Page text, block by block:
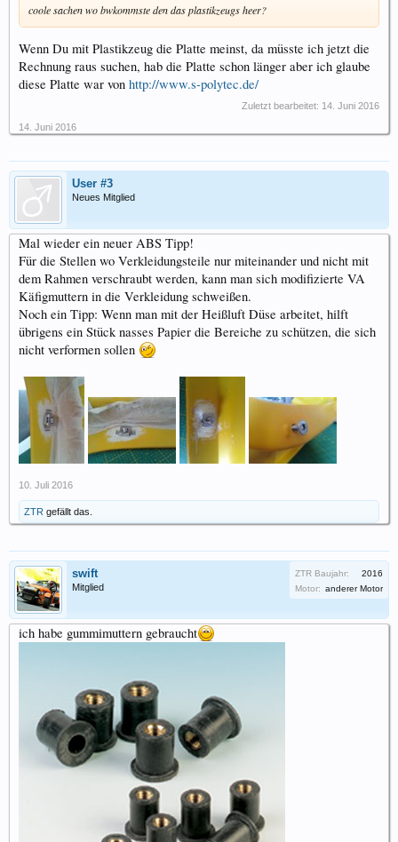
coole sachen wo bwkommste den das plastikzeugs heer?
Wenn Du mit Plastikzeug die Platte meinst, da müsste ich jetzt die
Rechnung raus suchen, hab die Platte schon länger aber ich glaube
diese Platte war von http://www.s-polytec.de/
Zuletzt bearbeitet: 14. Juni 2016
14. Juni 2016
User #3
Neues Mitglied
Mal wieder ein neuer ABS Tipp!
Für die Stellen wo Verkleidungsteile nur miteinander und nicht mit
dem Rahmen verschraubt werden, kann man sich modifizierte VA
Käfigmuttern in die Verkleidung schweißen.
Noch ein Tipp: Wenn man mit der Heißluft Düse arbeitet, hilft
übrigens ein Stück nasses Papier die Bereiche zu schützen, die sich
nicht verformen sollen
10. Juli 2016
ZTR gefällt das.
swift
Mitglied
ZTR Baujahr:
2016
Motor: anderer Motor
ich habe gummimuttern gebraucht